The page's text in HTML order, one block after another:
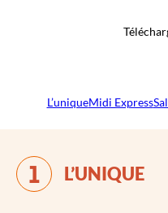
L’uniqueMidi Express
L’UNIQUE